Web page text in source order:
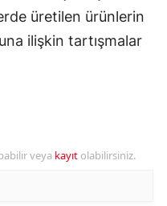
üretilen ürünlerin
ilişkin tartışmalar
veya kayıt olabilirsiniz.